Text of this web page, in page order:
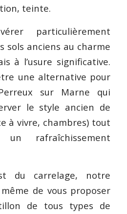
teinte.
particulièrement
sols anciens au charme
à l’usure significative.
une alternative pour
sur Marne qui
le style ancien de
à vivre, chambres) tout
rafraîchissement
du carrelage, notre
de vous proposer
de tous types de